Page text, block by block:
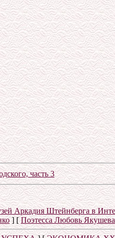
часть 3
Аркадия Штейнберга в
] [Поэтесса Любовь Якушева